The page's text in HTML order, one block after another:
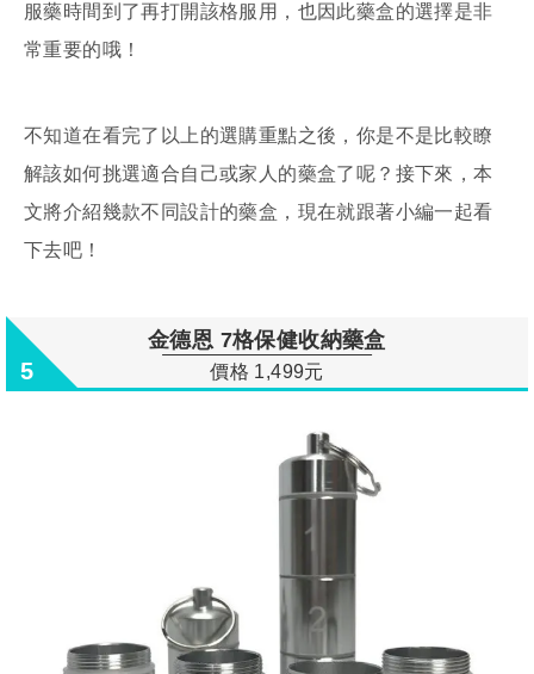
服藥時間到了再打開該格服用，也因此藥盒的選擇是非
常重要的哦！
不知道在看完了以上的選購重點之後，你是不是比較瞭
解該如何挑選適合自己或家人的藥盒了呢？接下來，本
文將介紹幾款不同設計的藥盒，現在就跟著小編一起看
下去吧！
5
金德恩 7格保健收納藥盒
價格 1,499元